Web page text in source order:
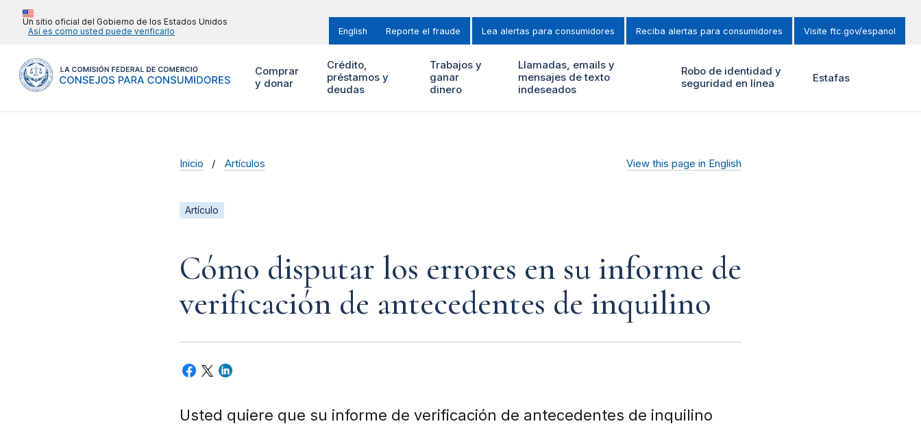
Un sitio oficial del Gobierno de los Estados Unidos
Así es como usted puede verificarlo
English Reporte el fraude Lea alertas para consumidores Reciba alertas para consumidores Visite ftc.gov/espanol
Comprar
y donar
Crédito,
préstamos y
deudas
Trabajos y
ganar
dinero
Llamadas, emails y
mensajes de texto
indeseados
Robo de identidad y
seguridad en línea
Estafas
Inicio Artículos View this page in English
Artículo
Cómo disputar los errores en su informe de
verificación de antecedentes de inquilino
Usted quiere que su informe de verificación de antecedentes de inquilino